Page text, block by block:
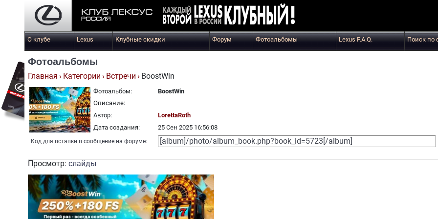
О клубе Lexus Клубные скидки Форум Фотоальбомы Lexus F.A.Q. Поиск по
Фотоальбомы
Главная Категории Встречи BoostWin
Фотоальбом:
BoostWin
Описание:
Автор:
LorettaRoth
Дата создания:
25 Сен 2025 16:56:08
Код для вставки в сообщение на форуме:
Просмотр: слайды